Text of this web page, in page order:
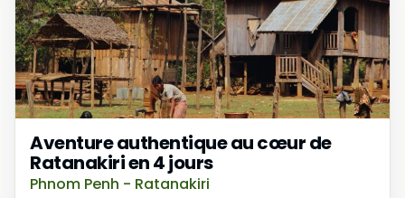
Aventure authentique au cœur de
Ratanakiri en 4 jours
Phnom Penh - Ratanakiri